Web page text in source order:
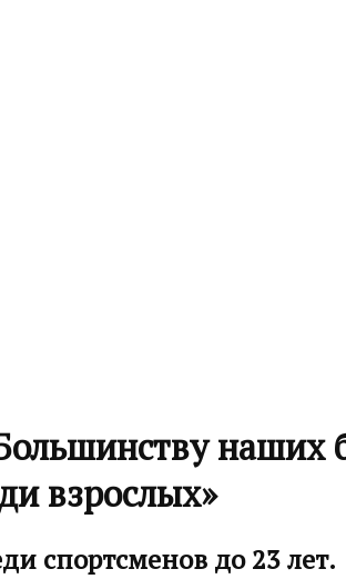
наших
взрослых»
спортсменов до 23 лет.